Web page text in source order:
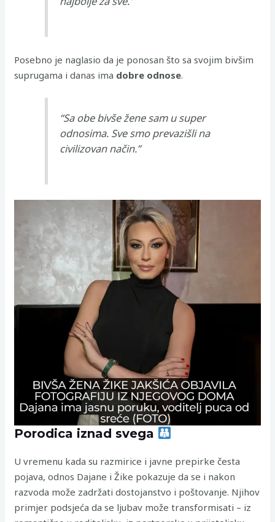
Posebno je naglasio da je ponosan što sa svojim bivšim
suprugama i danas ima dobre odnose.
“Sa obe bivše žene sam u super
odnosima. Sve smo prevazišli na
civilizovan način.”
Porodica iznad svega
U vremenu kada su razmirice i javne prepirke česta
pojava, odnos Dajane i Žike pokazuje da se i nakon
razvoda može zadržati dostojanstvo i poštovanje. Njihov
primjer podsjeća da se ljubav može transformisati – iz